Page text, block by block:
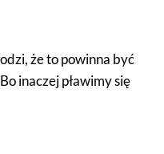
że to powinna być
inaczej pławimy się